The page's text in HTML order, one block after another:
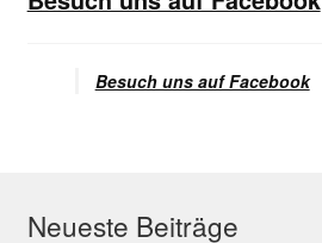
Besuch uns auf Facebook
Neueste Beiträge